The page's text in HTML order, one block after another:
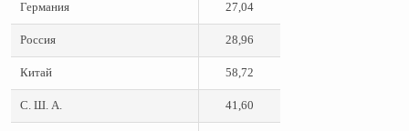
Германия 27,04
Россия 28,96
Китай 58,72
С. Ш. А. 41,60